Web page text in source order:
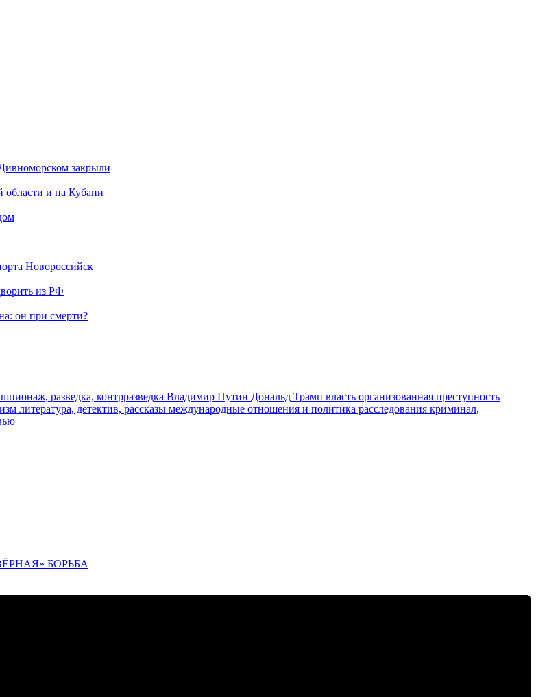
закрыли
и на Кубани
Новороссийск
из РФ
он при смерти?
шпионаж, разведка, контрразведка Владимир Путин Дональд Трамп власть организованная преступность
литература, детектив, рассказы международные отношения и политика расследования криминал,
БОРЬБА